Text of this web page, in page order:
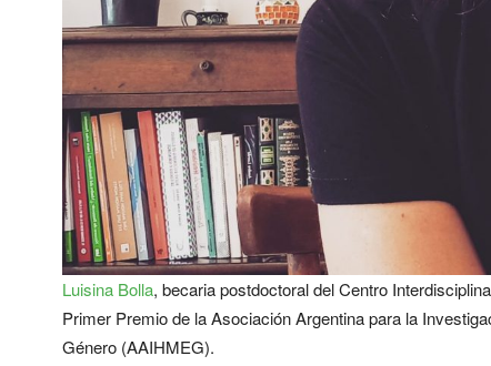
Luisina Bolla, becaria postdoctoral del Centro
Primer Premio de la Asociación Argentina para la
Género (AAIHMEG).